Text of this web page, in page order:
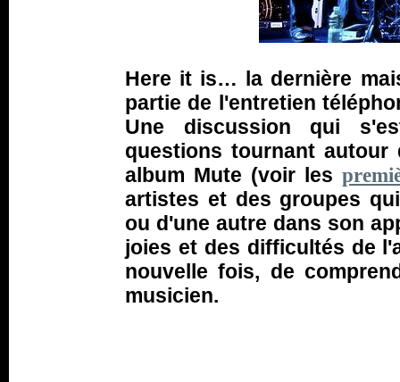
Here it is… la dernière
partie de l'entretien
Une discussion qui
questions tournant autour
album Mute (voir les
artistes et des groupes
ou d'une autre dans son
joies et des difficultés de
nouvelle fois, de
musicien.